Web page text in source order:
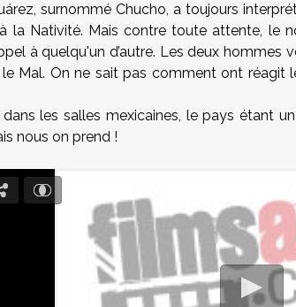
surnommé Chucho, a toujours
la Nativité. Mais contre toute attente, le
à quelqu'un d’autre. Les deux hommes
Mal. On ne sait pas comment ont réagit
dans les salles mexicaines, le pays étant
nous on prend !